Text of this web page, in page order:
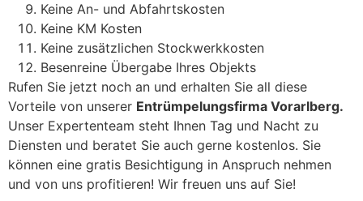
Keine An- und Abfahrtskosten
Keine KM Kosten
Keine zusätzlichen Stockwerkkosten
Besenreine Übergabe Ihres Objekts
Rufen Sie jetzt noch an und erhalten Sie all diese
Vorteile von unserer Entrümpelungsfirma Vorarlberg.
Unser Expertenteam steht Ihnen Tag und Nacht zu
Diensten und beratet Sie auch gerne kostenlos. Sie
können eine gratis Besichtigung in Anspruch nehmen
und von uns profitieren! Wir freuen uns auf Sie!